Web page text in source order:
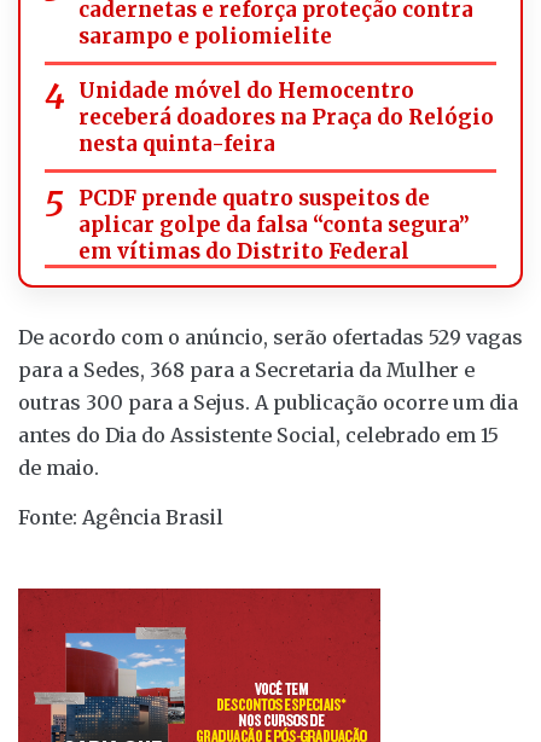
cadernetas e reforça proteção contra
sarampo e poliomielite
Unidade móvel do Hemocentro
receberá doadores na Praça do Relógio
nesta quinta-feira
PCDF prende quatro suspeitos de
aplicar golpe da falsa “conta segura”
em vítimas do Distrito Federal
De acordo com o anúncio, serão ofertadas 529 vagas
para a Sedes, 368 para a Secretaria da Mulher e
outras 300 para a Sejus. A publicação ocorre um dia
antes do Dia do Assistente Social, celebrado em 15
de maio.
Fonte: Agência Brasil